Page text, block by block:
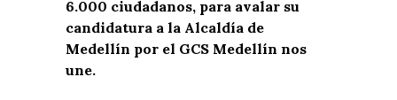
6.000 ciudadanos, para avalar su
candidatura a la Alcaldía de
Medellín por el GCS Medellín nos
une.